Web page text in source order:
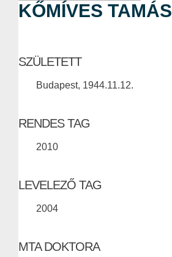
KŐMÍVES TAMÁS
SZÜLETETT
Budapest, 1944.11.12.
RENDES TAG
2010
LEVELEZŐ TAG
2004
MTA DOKTORA